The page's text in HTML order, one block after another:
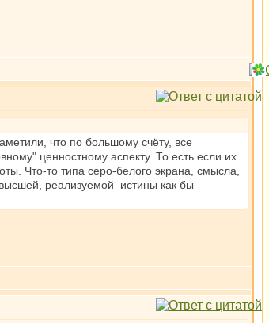
что по большому счёту, все
ценностному аспекту. То есть если их
Что-то типа серо-белого экрана, смысла,
реализуемой истины как бы